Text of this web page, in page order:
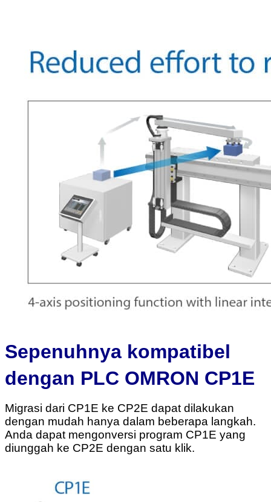
Sepenuhnya kompatibel
dengan PLC OMRON CP1E
Migrasi dari CP1E ke CP2E dapat dilakukan
dengan mudah hanya dalam beberapa langkah.
Anda dapat mengonversi program CP1E yang
diunggah ke CP2E dengan satu klik.